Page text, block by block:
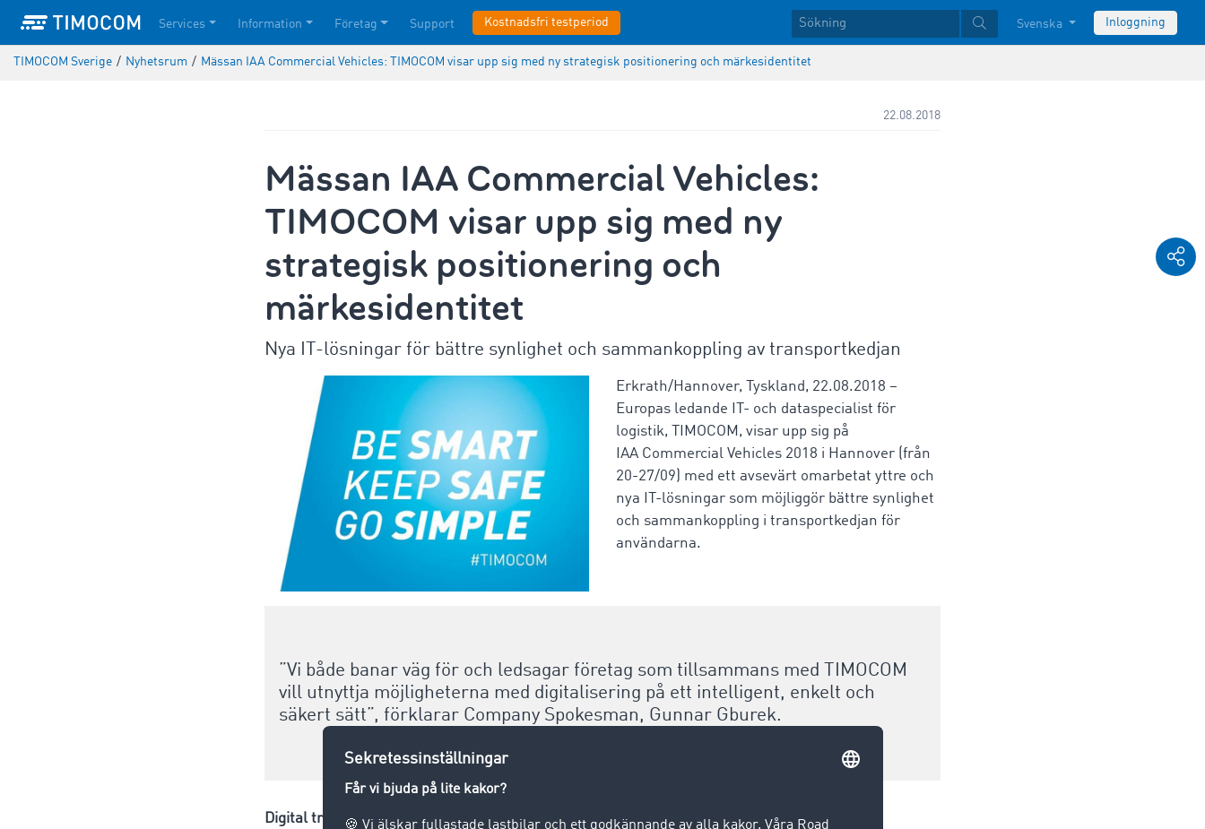
Services Information Företag Support Kostnadsfri testperiod Svenska Inloggning
TIMOCOM Sverige / Nyhetsrum / Mässan IAA Commercial Vehicles: TIMOCOM visar upp sig med ny strategisk positionering och märkesidentitet
22.08.2018
Mässan IAA Commercial Vehicles:
TIMOCOM visar upp sig med ny
strategisk positionering och
märkesidentitet
Nya IT-lösningar för bättre synlighet och sammankoppling av transportkedjan
Erkrath/Hannover, Tyskland, 22.08.2018 –
Europas ledande IT- och dataspecialist för
logistik, TIMOCOM, visar upp sig på
IAA Commercial Vehicles 2018 i Hannover (från
20-27/09) med ett avsevärt omarbetat yttre och
nya IT-lösningar som möjliggör bättre synlighet
och sammankoppling i transportkedjan för
användarna.
”Vi både banar väg för och ledsagar företag som tillsammans med TIMOCOM
vill utnyttja möjligheterna med digitalisering på ett intelligent, enkelt och
säkert sätt”, förklarar Company Spokesman, Gunnar Gburek.
Digital transformation som ny rutin